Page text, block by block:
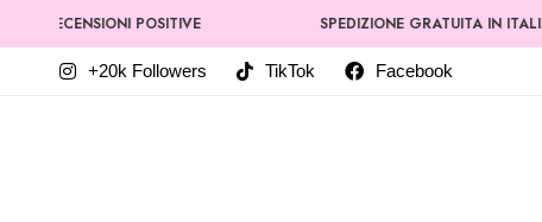
RECENSIONI POSITIVE SPEDIZIONE GRATUITA IN
+20k Followers TikTok Facebook